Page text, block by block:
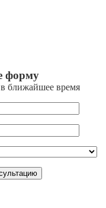
форму
ближайшее время